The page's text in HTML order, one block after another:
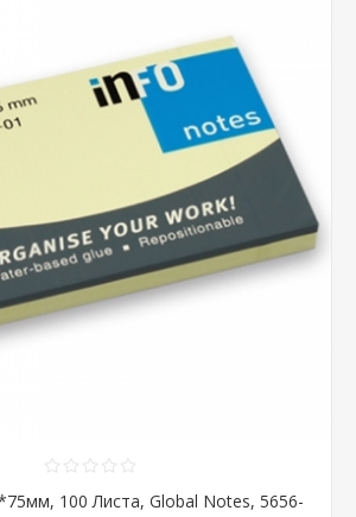
100 Листа, Global Notes, 5656-